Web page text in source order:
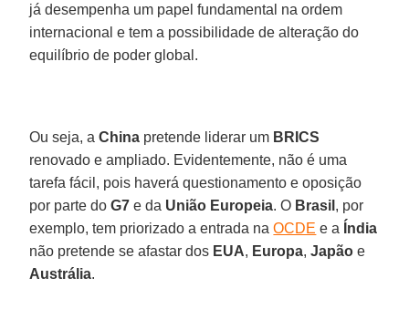
já desempenha um papel fundamental na ordem
internacional e tem a possibilidade de alteração do
equilíbrio de poder global.
Ou seja, aChina pretende liderar um BRICS
renovado e ampliado. Evidentemente, não é uma
tarefa fácil, pois haverá questionamento e oposição
por parte doG7 e da União Europeia. O Brasil , por
exemplo, tem priorizado a entrada naOCDE e a Índia
não pretende se afastar dos EUA, Europa,Japão e
Austrália.